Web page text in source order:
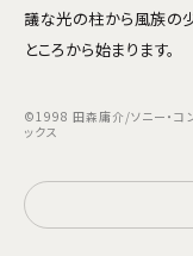
議な光の柱から風族の
ところから始まります。
©1998 田森庸介/ソニー・コン
ックス